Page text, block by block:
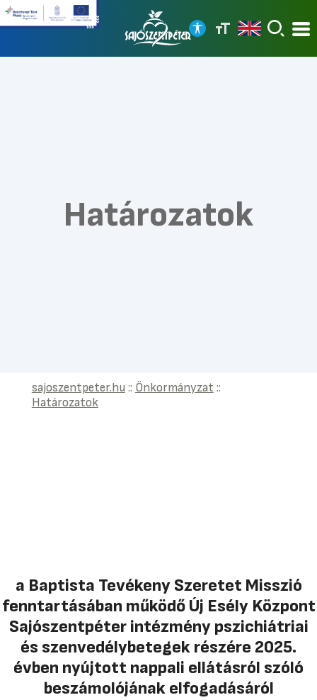
Határozatok
sajoszentpeter.hu:: Önkormányzat ::
Határozatok
a Baptista Tevékeny Szeretet Misszió
fenntartásában működő Új Esély Központ
Sajószentpéter intézmény pszichiátriai
és szenvedélybetegek részére 2025.
évben nyújtott nappali ellátásról szóló
beszámolójának elfogadásáról